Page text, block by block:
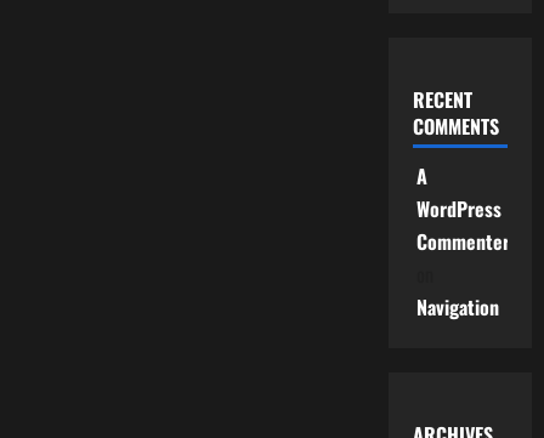
RECENT
COMMENTS
A
WordPress
Commenter
Navigation